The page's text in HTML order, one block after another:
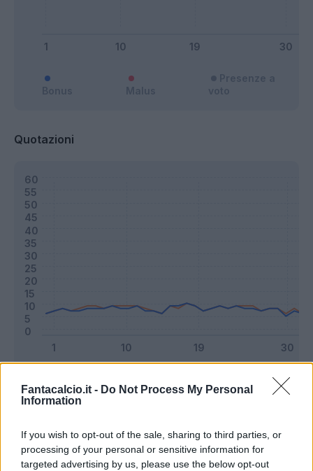
Fantacalcio.it - Do Not Process My Personal
Information
If you wish to opt-out of the sale, sharing to third parties, or
processing of your personal or sensitive information for
targeted advertising by us, please use the below opt-out
Quotazioni
Riepilogo stagione
Titolare 29 - 76